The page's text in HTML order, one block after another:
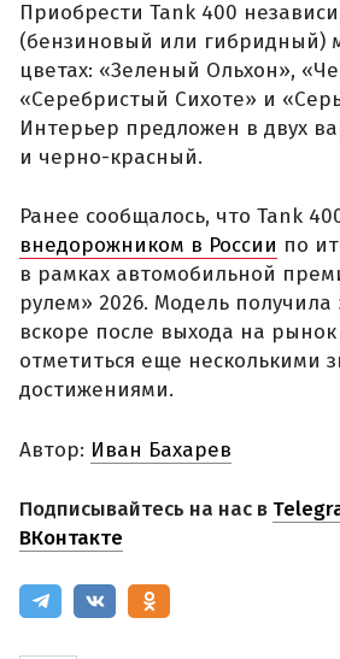
Приобрести Tank 400
(бензиновый или гибридный)
цветах: «Зеленый Ольхон»,
«Серебристый Сихоте» и
Интерьер предложен в двух
и черно-красный.
Ранее сообщалось, что Tank
внедорожником в России по
в рамках автомобильной
рулем» 2026. Модель получила
вскоре после выхода на
отметиться еще несколькими
достижениями.
Автор: Иван Бахарев
Подписывайтесь на нас в
ВКонтакте